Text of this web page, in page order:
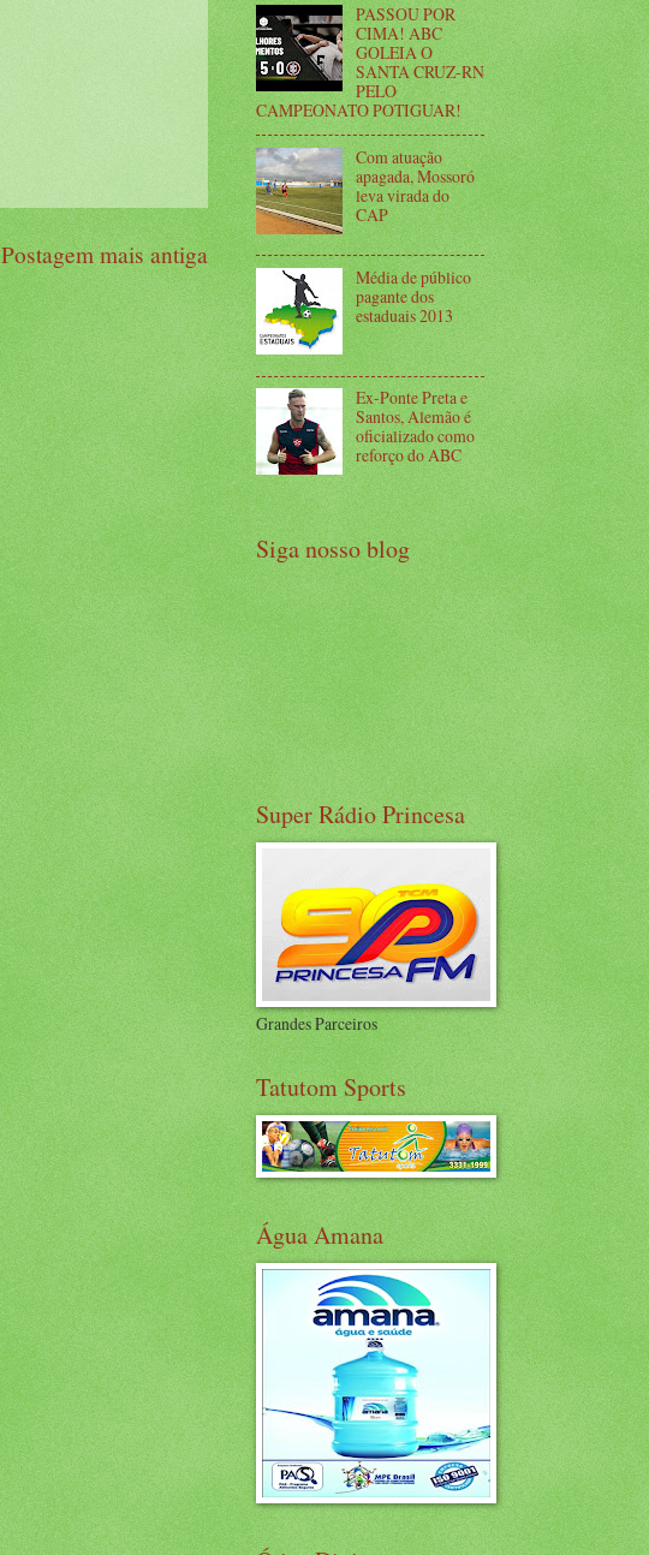
Postagem mais antiga
PASSOU POR
CIMA! ABC
GOLEIA O
SANTA CRUZ-RN
PELO
CAMPEONATO POTIGUAR!
Com atuação
apagada, Mossoró
leva virada do
CAP
Média de público
pagante dos
estaduais 2013
Ex-Ponte Preta e
Santos, Alemão é
oficializado como
reforço do ABC
Siga nosso blog
Super Rádio Princesa
Grandes Parceiros
Tatutom Sports
Água Amana